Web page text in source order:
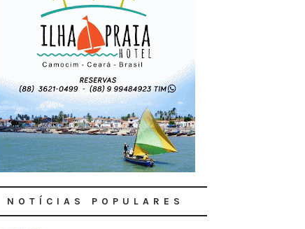
NOTÍCIAS POPULARES